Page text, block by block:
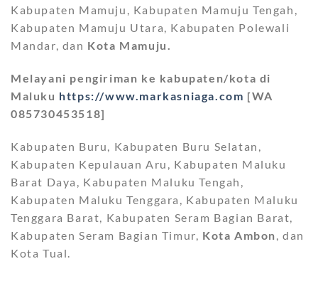
Kabupaten Mamuju, Kabupaten Mamuju Tengah,
Kabupaten Mamuju Utara, Kabupaten Polewali
Mandar, dan Kota Mamuju.
Melayani pengiriman ke kabupaten/kota di
Maluku https://www.markasniaga.com [WA
085730453518]
Kabupaten Buru, Kabupaten Buru Selatan,
Kabupaten Kepulauan Aru, Kabupaten Maluku
Barat Daya, Kabupaten Maluku Tengah,
Kabupaten Maluku Tenggara, Kabupaten Maluku
Tenggara Barat, Kabupaten Seram Bagian Barat,
Kabupaten Seram Bagian Timur, Kota Ambon, dan
Kota Tual.